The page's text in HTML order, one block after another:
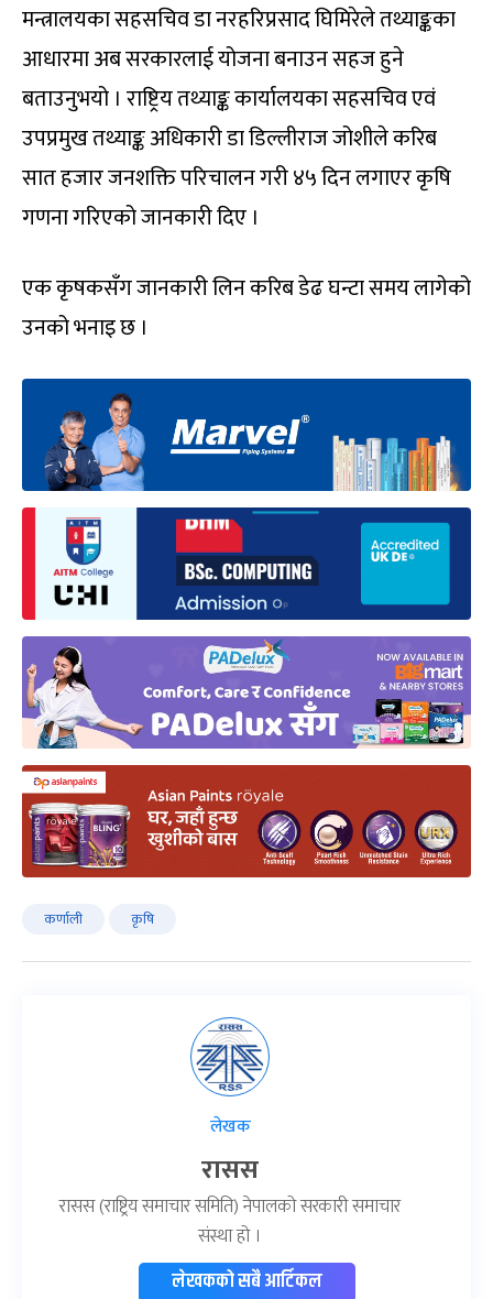
मन्त्रालयका सहसचिव डा नरहरिप्रसाद घिमिरेले तथ्याङ्कका
आधारमा अब सरकारलाई योजना बनाउन सहज हुने
बताउनुभयो । राष्ट्रिय तथ्याङ्क कार्यालयका सहसचिव एवं
उपप्रमुख तथ्याङ्क अधिकारी डा डिल्लीराज जोशीले करिब
सात हजार जनशक्ति परिचालन गरी ४५ दिन लगाएर कृषि
गणना गरिएको जानकारी दिए ।
एक कृषकसँग जानकारी लिन करिब डेढ घन्टा समय लागेको
उनको भनाइ छ ।
कर्णाली कृषि
लेखक
रासस
रासस (राष्ट्रिय समाचार समिति) नेपालको सरकारी समाचार
संस्था हो ।
लेखकको सबै आर्टिकल